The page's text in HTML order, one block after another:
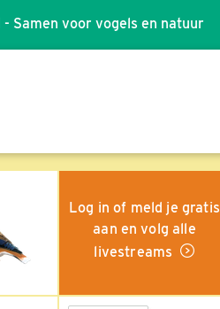
- Samen voor vogels en natuur
Log in of meld je gratis
aan en volg alle
livestreams